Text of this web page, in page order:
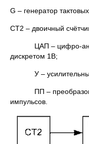
G – генератор
CT2 – двоичный
ЦАП – цифро-
дискретом 1В;
У – усилительный
ПП –
импульсов.